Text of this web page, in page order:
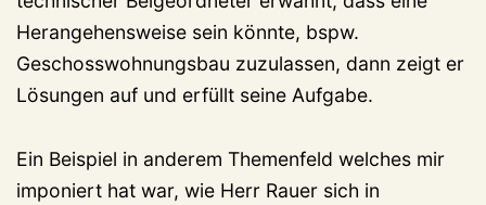
Herangehensweise sein könnte, bspw.
Geschosswohnungsbau zuzulassen, dann zeigt er
Lösungen auf und erfüllt seine Aufgabe.
Ein Beispiel in anderem Themenfeld welches mir
imponiert hat war, wie Herr Rauer sich in